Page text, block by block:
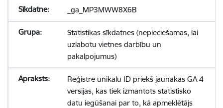
_ga_MP3MWW8X6B
Statistikas sīkdatnes (nepieciešamas, lai
uzlabotu vietnes darbību un
pakalpojumus)
Reģistrē unikālu ID priekš jaunākās GA 4
versijas, kas tiek izmantots statistisko
datu iegūšanai par to, kā apmeklētājs